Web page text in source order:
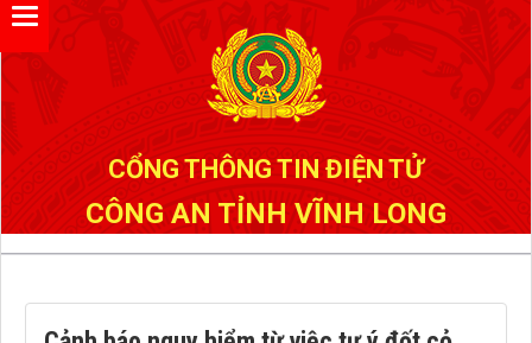
CỔNG THÔNG TIN ĐIỆN TỬ
CÔNG AN TỈNH VĨNH LONG